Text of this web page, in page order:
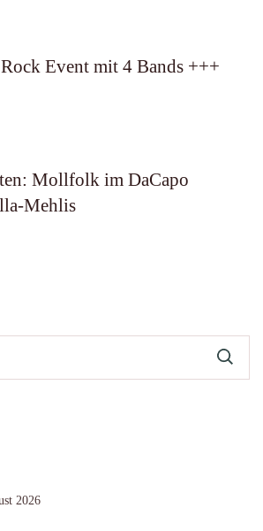
Event mit 4 Bands +++
Mollfolk im DaCapo
Mehlis
2026